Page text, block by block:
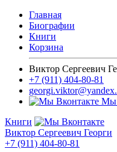
Главная
Биографии
Книги
Корзина
Виктор Сергеевич
+7 (911) 404-80-81
Мы
Книги
Виктор Сергеевич Георги
+7 (911) 404-80-81